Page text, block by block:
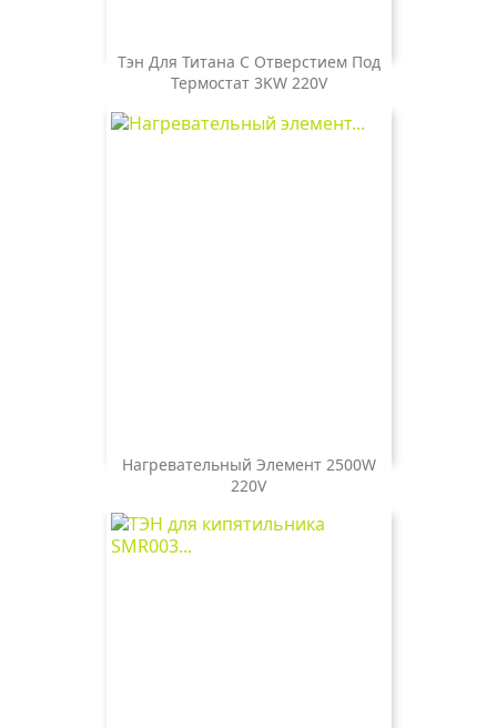
Тэн Для Титана С Отверстием Под
Термостат 3KW 220V
Нагревательный Элемент 2500W
220V